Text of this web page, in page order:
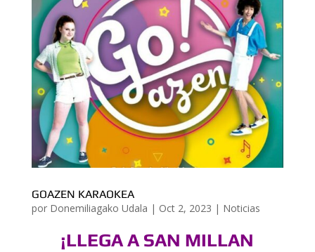
GOAZEN KARAOKEA
por Donemiliagako Udala | Oct 2, 2023 | Noticias
¡LLEGA A SAN MILLAN